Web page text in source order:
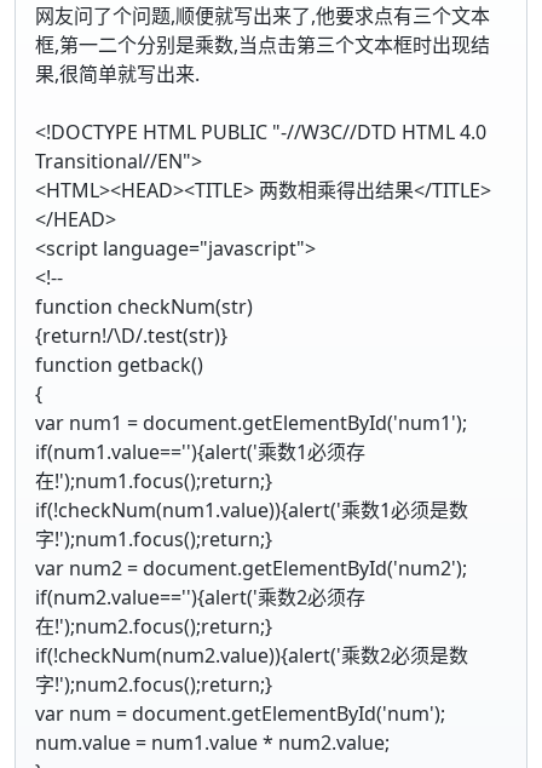
网友问了个问题,顺便就写出来了,他要求点有三个文本
框,第一二个分别是乘数,当点击第三个文本框时出现结
果,很简单就写出来.
<!DOCTYPE HTML PUBLIC "-//W3C//DTD HTML 4.0
Transitional//EN">
<HTML><HEAD><TITLE> 两数相乘得出结果</TITLE>
</HEAD>
<script language="javascript">
<!--
function checkNum(str)
{return!/\D/.test(str)}
function getback()
{
var num1 = document.getElementById('num1');
if(num1.value==''){alert('乘数1必须存
在!');num1.focus();return;}
if(!checkNum(num1.value)){alert('乘数1必须是数
字!');num1.focus();return;}
var num2 = document.getElementById('num2');
if(num2.value==''){alert('乘数2必须存
在!');num2.focus();return;}
if(!checkNum(num2.value)){alert('乘数2必须是数
字!');num2.focus();return;}
var num = document.getElementById('num');
num.value = num1.value * num2.value;